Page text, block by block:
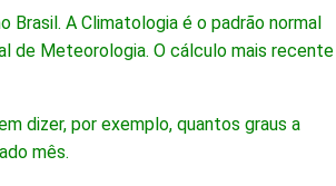
A Climatologia é o padrão normal
de Meteorologia. O cálculo mais recente
dizer, por exemplo, quantos graus a
mês.